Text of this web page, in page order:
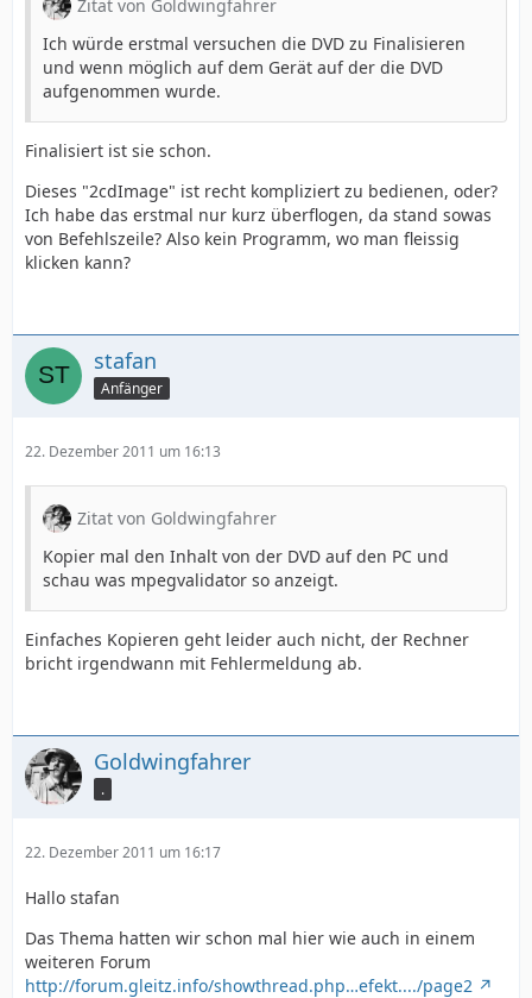
Zitat von Goldwingfahrer
Ich würde erstmal versuchen die DVD zu Finalisieren
und wenn möglich auf dem Gerät auf der die DVD
aufgenommen wurde.
Finalisiert ist sie schon.
Dieses "2cdImage" ist recht kompliziert zu bedienen, oder?
Ich habe das erstmal nur kurz überflogen, da stand sowas
von Befehlszeile? Also kein Programm, wo man fleissig
klicken kann?
stafan
Anfänger
22. Dezember 2011 um 16:13
Zitat von Goldwingfahrer
Kopier mal den Inhalt von der DVD auf den PC und
schau was mpegvalidator so anzeigt.
Einfaches Kopieren geht leider auch nicht, der Rechner
bricht irgendwann mit Fehlermeldung ab.
Goldwingfahrer
.
22. Dezember 2011 um 16:17
Hallo stafan
Das Thema hatten wir schon mal hier wie auch in einem
weiteren Forum
http://forum.gleitz.info/showthread.php…efekt..../page2